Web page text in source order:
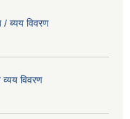
ब्यय विवरण
विवरण